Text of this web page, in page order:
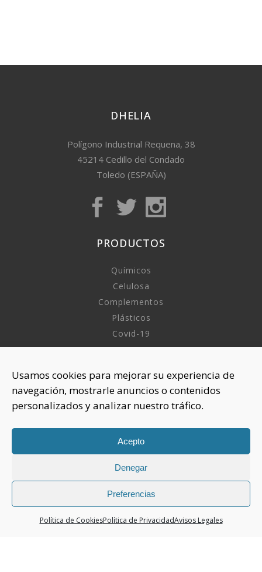
Usamos cookies para mejorar su experiencia de
navegación, mostrarle anuncios o contenidos
personalizados y analizar nuestro tráfico.
Acepto
Denegar
Preferencias
Política de CookiesPolítica de PrivacidadAvisos Legales
DHELIA
Polígono Industrial Requena, 38
45214 Cedillo del Condado
Toledo (ESPAÑA)
PRODUCTOS
Químicos
Celulosa
Complementos
Plásticos
Covid-19
Sobre nosotros
Aviso Legal
Política de Privacidad
Política Cookies
CONTACTAR
925 508 922
dhelia@dhelia.es